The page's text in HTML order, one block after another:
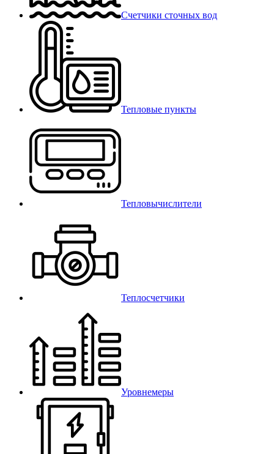
Счетчики сточных вод
Тепловые пункты
Тепловычислители
Теплосчетчики
Уровнемеры